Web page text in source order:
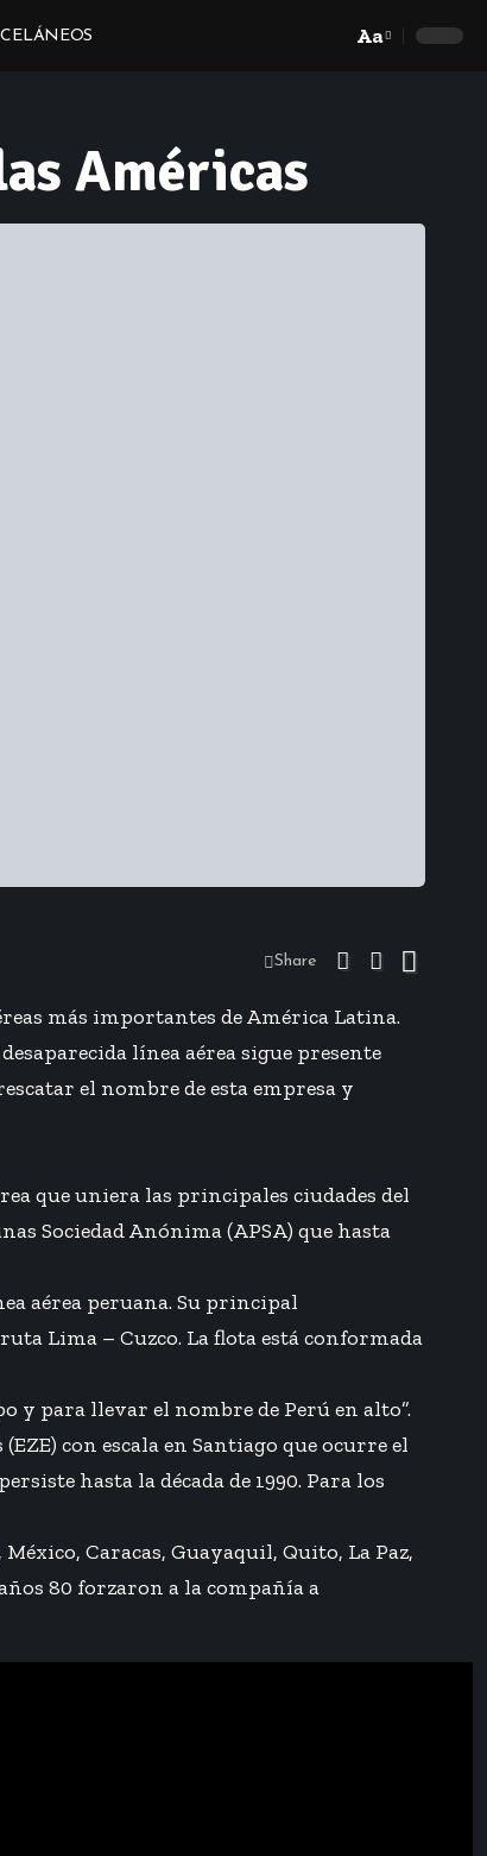
Font
Aa
Américas
Share
más importantes de América Latina.
línea aérea sigue presente
el nombre de esta empresa y
que uniera las principales ciudades del
Sociedad Anónima (APSA) que hasta
aérea peruana. Su principal
Lima – Cuzco. La flota está conformada
y para llevar el nombre de Perú en alto”.
con escala en Santiago que ocurre el
hasta la década de 1990. Para los
Caracas, Guayaquil, Quito, La Paz,
80 forzaron a la compañía a